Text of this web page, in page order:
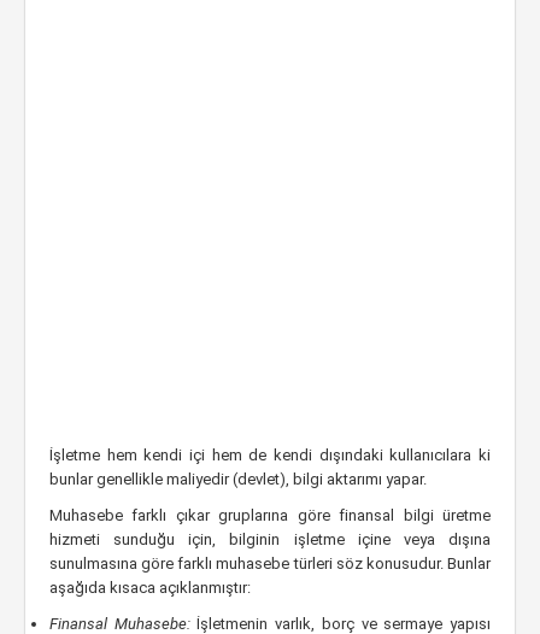
İşletme hem kendi içi hem de kendi dışındaki kullanıcılara ki
bunlar genellikle maliyedir (devlet), bilgi aktarımı yapar.
Muhasebe farklı çıkar gruplarına göre finansal bilgi üretme
hizmeti sunduğu için, bilginin işletme içine veya dışına
sunulmasına göre farklı muhasebe türleri söz konusudur. Bunlar
aşağıda kısaca açıklanmıştır:
Finansal Muhasebe:İşletmenin varlık, borç ve sermaye yapısı